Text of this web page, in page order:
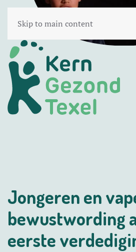
Skip to main content
Jongeren en
bewustwording
eerste